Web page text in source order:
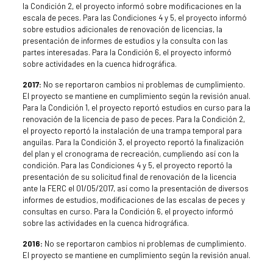
la Condición 2, el proyecto informó sobre modificaciones en la
escala de peces. Para las Condiciones 4 y 5, el proyecto informó
sobre estudios adicionales de renovación de licencias, la
presentación de informes de estudios y la consulta con las
partes interesadas. Para la Condición 6, el proyecto informó
sobre actividades en la cuenca hidrográfica.
2017: No se reportaron cambios ni problemas de cumplimiento.
El proyecto se mantiene en cumplimiento según la revisión anual.
Para la Condición 1, el proyecto reportó estudios en curso para la
renovación de la licencia de paso de peces. Para la Condición 2,
el proyecto reportó la instalación de una trampa temporal para
anguilas. Para la Condición 3, el proyecto reportó la finalización
del plan y el cronograma de recreación, cumpliendo así con la
condición. Para las Condiciones 4 y 5, el proyecto reportó la
presentación de su solicitud final de renovación de la licencia
ante la FERC el 01/05/2017, así como la presentación de diversos
informes de estudios, modificaciones de las escalas de peces y
consultas en curso. Para la Condición 6, el proyecto informó
sobre las actividades en la cuenca hidrográfica.
2016: No se reportaron cambios ni problemas de cumplimiento.
El proyecto se mantiene en cumplimiento según la revisión anual.